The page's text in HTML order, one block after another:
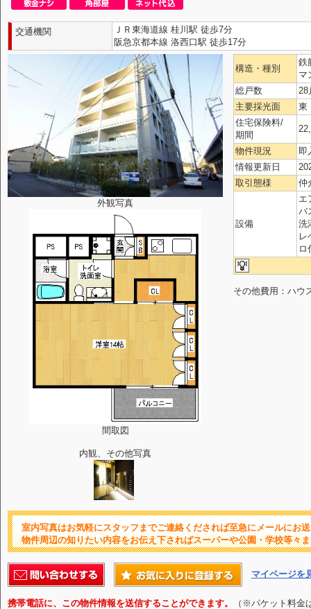
交通機関
ＪＲ東海道線 桂川駅 徒歩7分
阪急京都本線 洛西口駅 徒歩17分
外観写真
間取図
内観、その他写真
構造・種別
鉄
マ
総戸数
28
主要採光面
東
住宅保険料/
期間
物件現況
即
情報更新日
取引態様
仲
設備
エ
バ
洗
レ
ロ
その他費用：ハウ
室内写真はお気軽にスタッフまでご連絡くだされば至急にメールにお
物件周辺の知りたい内容をお伝え下さればスーパーや公園・学校等々
マイページを
携帯電話に、この物件情報を送信することができます。
（※パケット料金